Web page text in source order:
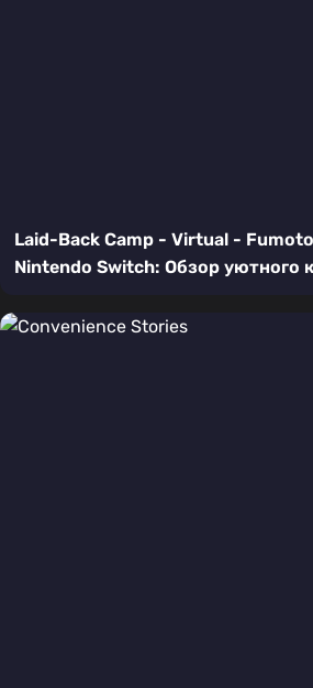
Laid-Back Camp - Virtual -
Nintendo Switch: Обзор уютного